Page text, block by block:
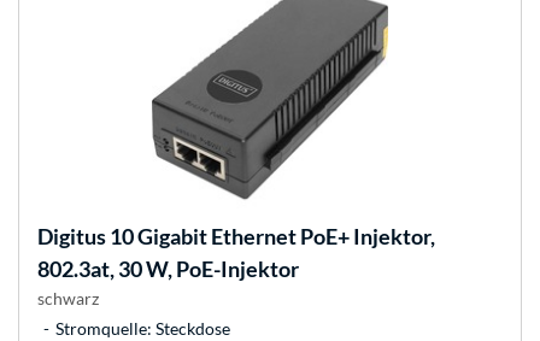
Digitus10 Gigabit Ethernet PoE+ Injektor,
802.3at, 30 W, PoE-Injektor
schwarz
Stromquelle: Steckdose